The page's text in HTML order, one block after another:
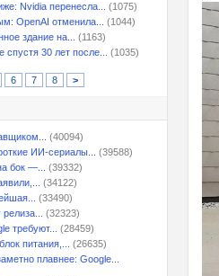
Nvidia перенесла...
(1075)
OpenAI отменила...
(1044)
здание на...
(1163)
30 лет после...
(1035)
6 7 8 >
(40094)
ИИ-сериалы...
(39588)
бок —...
(39332)
(34122)
(33490)
(32323)
требуют...
(28459)
питания,...
(26635)
плавнее: Google...